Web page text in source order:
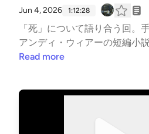
ストーリーについて00:34:04
クト』00:39:07 先週幕を閉じ
X『The Moment』スターの
ick, tick…Boom!』売れない表
年かけて作った作品が誰にも
Jun 4, 2026 1:12:28
「死」について語り合う回。
アンディ・ウィアーの短編小
ルとし、「蚊も別の時代の自
憶や、『セサミストリート』
Read more